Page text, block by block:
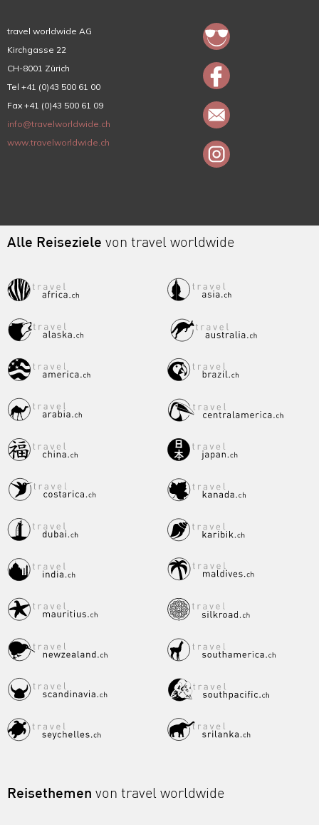
travel worldwide AG
Kirchgasse 22
CH-8001 Zürich
Tel +41 (0)43 500 61 00
Fax +41 (0)43 500 61 09
info@travelworldwide.ch
www.travelworldwide.ch
Alle Reiseziele von travel worldwide
Reisethemen von travel worldwide